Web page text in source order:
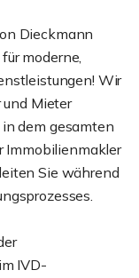
Dieckmann
moderne,
Wir
und Mieter
dem gesamten
Immobilienmakler
Sie während
IVD-